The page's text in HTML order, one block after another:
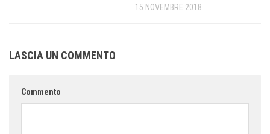
15 NOVEMBRE 2018
LASCIA UN COMMENTO
Commento